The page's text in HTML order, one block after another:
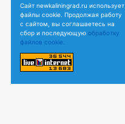
Сайт newkaliningrad.ru использует
файлы cookie. Продолжая работу
с сайтом, вы соглашаетесь на
сбор и последующую обработку
файлов cookie.